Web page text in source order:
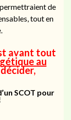
de
tout en
avant tout
au
SCOT pour